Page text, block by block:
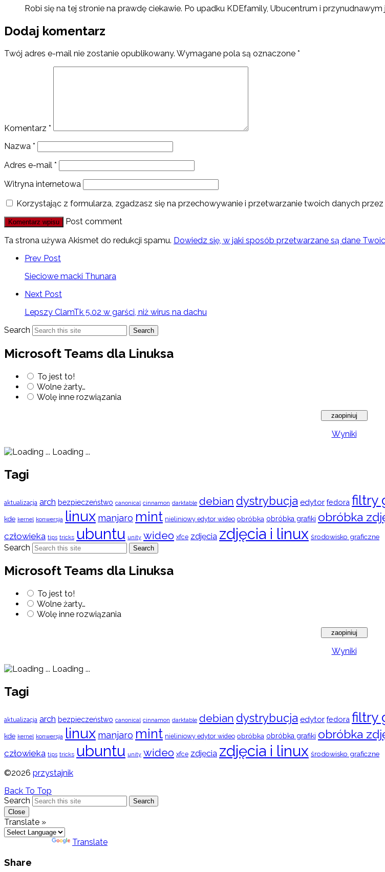
Robi się na tej stronie na prawdę ciekawie. Po upadku KDEfamily, Ubucentrum i
Dodaj komentarz
Twój adres e-mail nie zostanie opublikowany. Wymagane pola są oznaczone *
Komentarz *
Nazwa *
Adres e-mail *
Witryna internetowa
Korzystając z formularza, zgadzasz się na przechowywanie i przetwarzanie twoich danych przez
Post comment
Ta strona używa Akismet do redukcji spamu. Dowiedz się, w jaki sposób przetwarzane są dane
Prev Post
Sieciowe macki Thunara
Next Post
Lepszy ClamTk 5.02 w garści, niż wirus na dachu
Search
Search
Microsoft Teams dla Linuksa
To jest to!
Wolne żarty…
Wolę inne rozwiązania
Wyniki
Loading ...
Tagi
aktualizacja arch bezpieczeństwo canonical cinnamon darktable debian dystrybucja edytor fedora filtry
kde kernel konwersja linux manjaro mint nieliniowy edytor wideo obróbka obróbka grafiki obróbka
człowieka tips tricks ubuntu unity wideo xfce zdjęcia zdjęcia i linux środowisko graficzne
Search Search
Microsoft Teams dla Linuksa
To jest to!
Wolne żarty…
Wolę inne rozwiązania
Wyniki
Loading ...
Tagi
aktualizacja arch bezpieczeństwo canonical cinnamon darktable debian dystrybucja edytor fedora filtry
kde kernel konwersja linux manjaro mint nieliniowy edytor wideo obróbka obróbka grafiki obróbka
człowieka tips tricks ubuntu unity wideo xfce zdjęcia zdjęcia i linux środowisko graficzne
©2026 przystajnik
Back To Top
Search
Search
Close
Translate »
Translate
Share